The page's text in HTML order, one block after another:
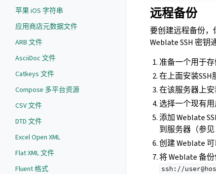
苹果 iOS 字符串
应用商店元数据文件
ARB 文件
AsciiDoc 文件
Catkeys 文件
Compose 多平台资源
CSV 文件
DTD 文件
Excel Open XML
Flat XML 文件
Fluent 格式
远程备份
要创建远程备份，
Weblate SSH 密钥
准备一个用于存
在上面安装SSH
在该服务器上
选择一个现有用
添加 Weblate
到服务器（参见
创建 Weblate
将 Weblate 备
ssh://